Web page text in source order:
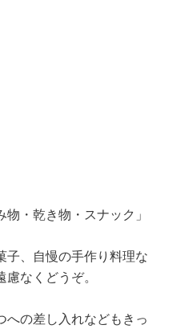
・乾き物・スナック」
子、自慢の手作り料理な
なくどうぞ。
への差し入れなどもきっ